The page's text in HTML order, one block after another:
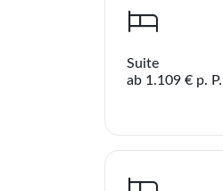
Suite
ab 1.109 € p. P.